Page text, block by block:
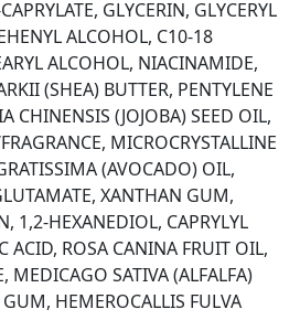
GLYCERIN, GLYCERYL
ALCOHOL, C10-18
ALCOHOL, NIACINAMIDE,
(SHEA) BUTTER, PENTYLENE
CHINENSIS (JOJOBA) SEED OIL,
MICROCRYSTALLINE
(AVOCADO) OIL,
XANTHAN GUM,
1,2-HEXANEDIOL, CAPRYLYL
ACID, ROSA CANINA FRUIT OIL,
MEDICAGO SATIVA (ALFALFA)
GUM, HEMEROCALLIS FULVA